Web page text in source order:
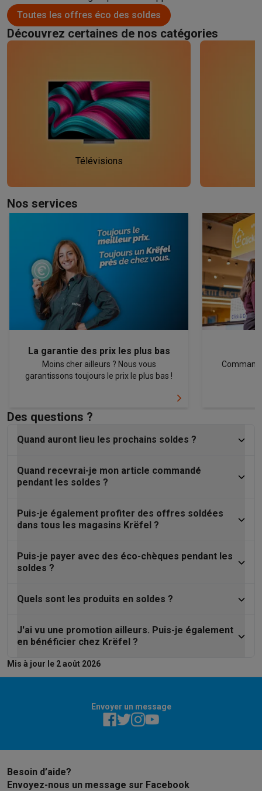
Toutes les offres éco des soldes
Découvrez certaines de nos catégories
Télévisions
Nos services
La garantie des prix les plus bas
Moins cher ailleurs ? Nous vous
garantissons toujours le prix le plus bas !
Des questions ?
Quand auront lieu les prochains soldes ?
Quand recevrai-je mon article commandé
pendant les soldes ?
Puis-je également profiter des offres soldées
dans tous les magasins Krëfel ?
Puis-je payer avec des éco-chèques pendant les
soldes ?
Quels sont les produits en soldes ?
J'ai vu une promotion ailleurs. Puis-je également
en bénéficier chez Krëfel ?
Mis à jour le 2 août 2026
Envoyer un message
Besoin d’aide?
Envoyez-nous un message sur Facebook